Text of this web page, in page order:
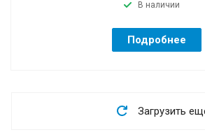
В наличии
Подробнее
Загрузить